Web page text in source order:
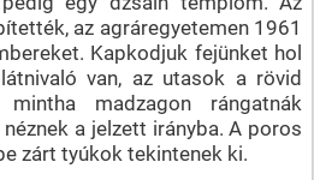
az agráregyetemen 1961
Kapkodjuk fejünket hol
van, az utasok a rövid
madzagon rángatnák
a jelzett irányba. A poros
zárt tyúkok tekintenek ki.